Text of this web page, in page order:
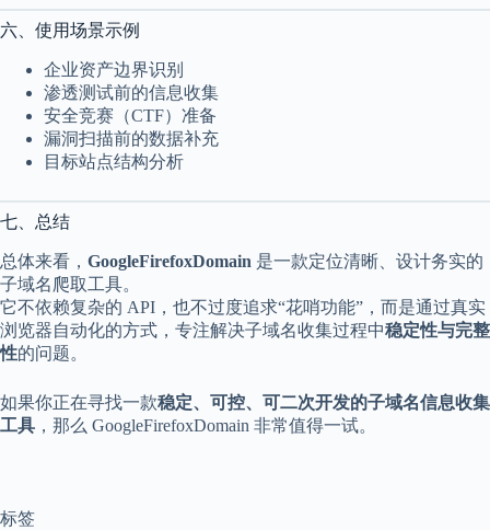
六、使用场景示例
企业资产边界识别
渗透测试前的信息收集
安全竞赛（CTF）准备
漏洞扫描前的数据补充
目标站点结构分析
七、总结
总体来看， GoogleFirefoxDomain 是一款定位清晰、设计务实的
子域名爬取工具。
它不依赖复杂的 API，也不过度追求“花哨功能”，而是通过真实
浏览器自动化的方式，专注解决子域名收集过程中稳定性与完整
性的问题。
如果你正在寻找一款稳定、可控、可二次开发的子域名信息收集
工具 ，那么 GoogleFirefoxDomain 非常值得一试。
标签